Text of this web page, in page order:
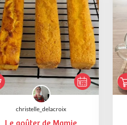
christelle_delacroix